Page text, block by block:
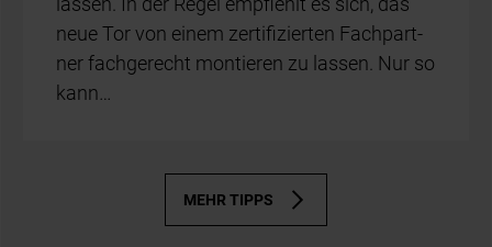
neue Tor von ei­nem zer­ti­fi­zier­ten Fach­part­
ner fach­ge­recht mon­tie­ren zu las­sen. Nur so
kann…
MEHR TIPPS